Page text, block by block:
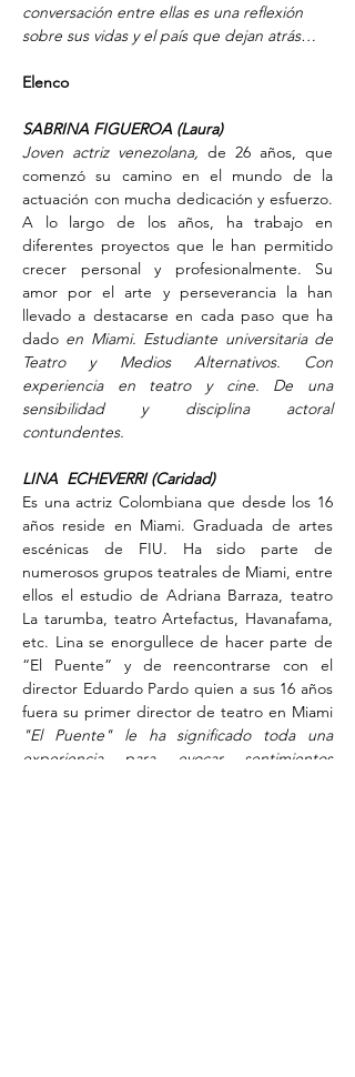
conversación entre ellas es una reflexión
sobre sus vidas y el país que dejan atrás…
Elenco
SABRINA FIGUEROA (Laura)
Joven actriz venezolana, de 26 años, que
comenzó su camino en el mundo de la
actuación con mucha dedicación y esfuerzo.
A lo largo de los años, ha trabajo en
diferentes proyectos que le han permitido
crecer personal y profesionalmente. Su
amor por el arte y perseverancia la han
llevado a destacarse en cada paso que ha
dado en Miami. Estudiante universitaria de
Teatro y Medios Alternativos. Con
experiencia en teatro y cine. De una
sensibilidad y disciplina actoral
contundentes.
LINA  ECHEVERRI (Caridad)
Es una actriz Colombiana que desde los 16
años reside en Miami. Graduada de artes
escénicas de FIU. Ha sido parte de
numerosos grupos teatrales de Miami, entre
ellos el estudio de Adriana Barraza, teatro
La tarumba, teatro Artefactus, Havanafama,
etc. Lina se enorgullece de hacer parte de
“El Puente” y de reencontrarse con el
director Eduardo Pardo quien a sus 16 años
fuera su primer director de teatro en Miami
"El Puente" le ha significado toda una
experiencia para evocar sentimientos